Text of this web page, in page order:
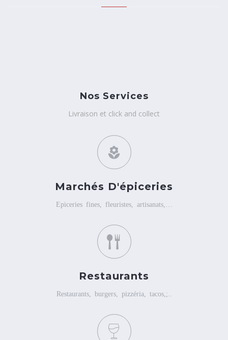
Nos Services
Livraison et click and collect
Marchés D'épiceries
Epiceries fines, fleuristes, artisanats,…
Restaurants
Restaurants, burgers, pizzéria, tacos,;..